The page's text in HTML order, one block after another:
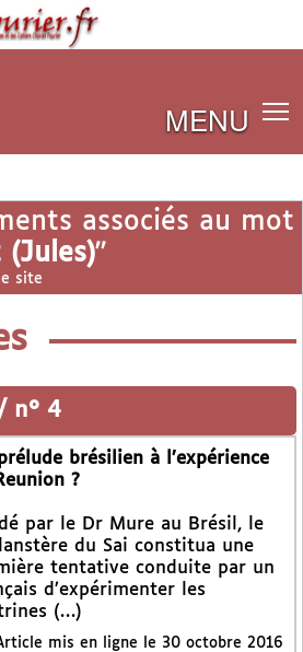
MENU
associés au mot
(Jules)"
site
n° 4
brésilien à l’expérience
?
par le Dr Mure au Brésil, le
du Sai constitua une
tentative conduite par un
d’expérimenter les
(…)
mis en ligne le 30 octobre 2016